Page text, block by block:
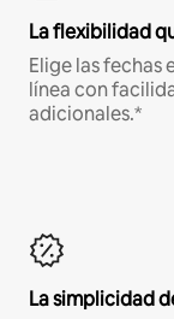
La flexibilidad
Elige las fechas
línea con
adicionales.*
La simplicidad